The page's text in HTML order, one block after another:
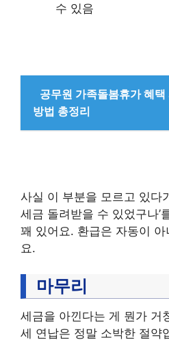
수 있음
공무원 가족돌봄휴가 혜택
방법 총정리
사실 이 부분을 모르고 있다
세금 돌려받을 수 있었구나’
꽤 있어요. 환급은 자동이
요.
마무리
세금을 아낀다는 게 뭔가 거
세 연납은 정말 소박한 절약